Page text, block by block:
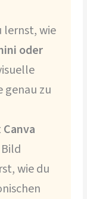
lernst, wie
oder
genau zu
Canva
wie du